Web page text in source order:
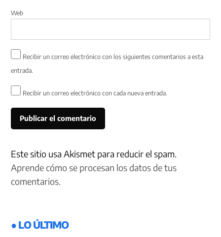
Web
Recibir un correo electrónico con los siguientes comentarios a esta
entrada.
Recibir un correo electrónico con cada nueva entrada.
Este sitio usa Akismet para reducir el spam.
Aprende cómo se procesan los datos de tus
comentarios.
● LO ÚLTIMO